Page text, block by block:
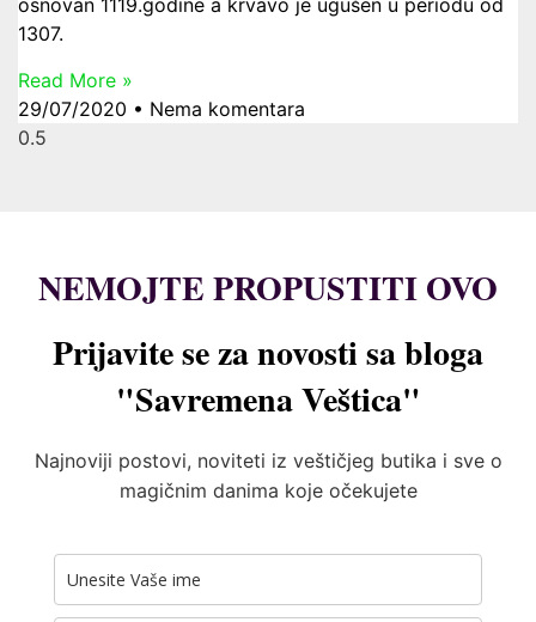
osnovan 1119.godine a krvavo je ugušen u periodu od
1307.
Read More »
29/07/2020
Nema komentara
NEMOJTE PROPUSTITI OVO
Prijavite se za novosti sa bloga
"Savremena Veštica"
Najnoviji postovi, noviteti iz veštičjeg butika i sve o
magičnim danima koje očekujete